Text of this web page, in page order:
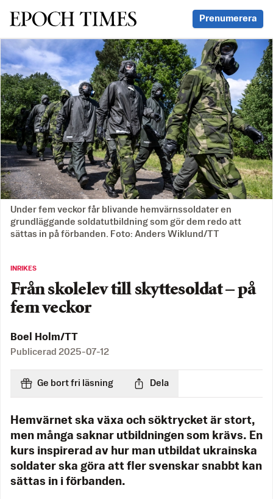
Svenska Epoch Times Prenumerera
Under fem veckor får blivande hemvärnssoldater en
grundläggande soldatutbildning som gör dem redo att
sättas in på förbanden. Foto: Anders Wiklund/TT
INRIKES
Från skolelev till skyttesoldat – på
fem veckor
Boel Holm/TT
Publicerad 2025-07-12
Ge bort fri läsning Dela
Hemvärnet ska växa och söktrycket är stort,
men många saknar utbildningen som krävs. En
kurs inspirerad av hur man utbildat ukrainska
soldater ska göra att fler svenskar snabbt kan
sättas in i förbanden.